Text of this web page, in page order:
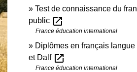
Test de connaissance du
public open_in_new
France éducation international
Diplômes en français
et Dalf open_in_new
France éducation international